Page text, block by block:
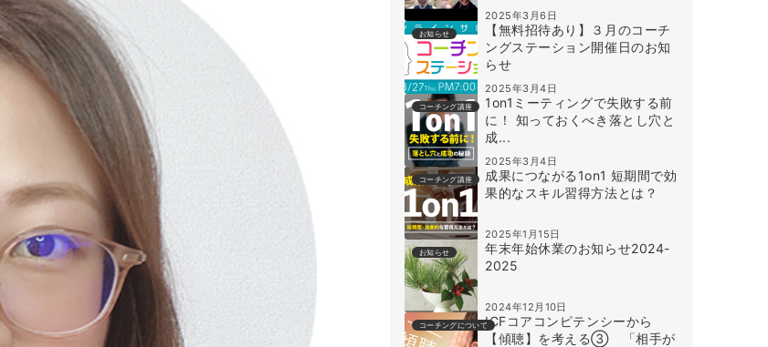
2025年3月6日
お知らせ
【無料招待あり】３月のコーチ
ングステーション開催日のお知
らせ
2025年3月4日
コーチング講座
1on1ミーティングで失敗する前
に！ 知っておくべき落とし穴と
成...
2025年3月4日
コーチング講座
成果につながる1on1 短期間で効
果的なスキル習得方法とは？
2025年1月15日
お知らせ
年末年始休業のお知らせ2024-
2025
2024年12月10日
コーチングについてICFコアコンピテンシーから
【傾聴】を考える③ 「相手が